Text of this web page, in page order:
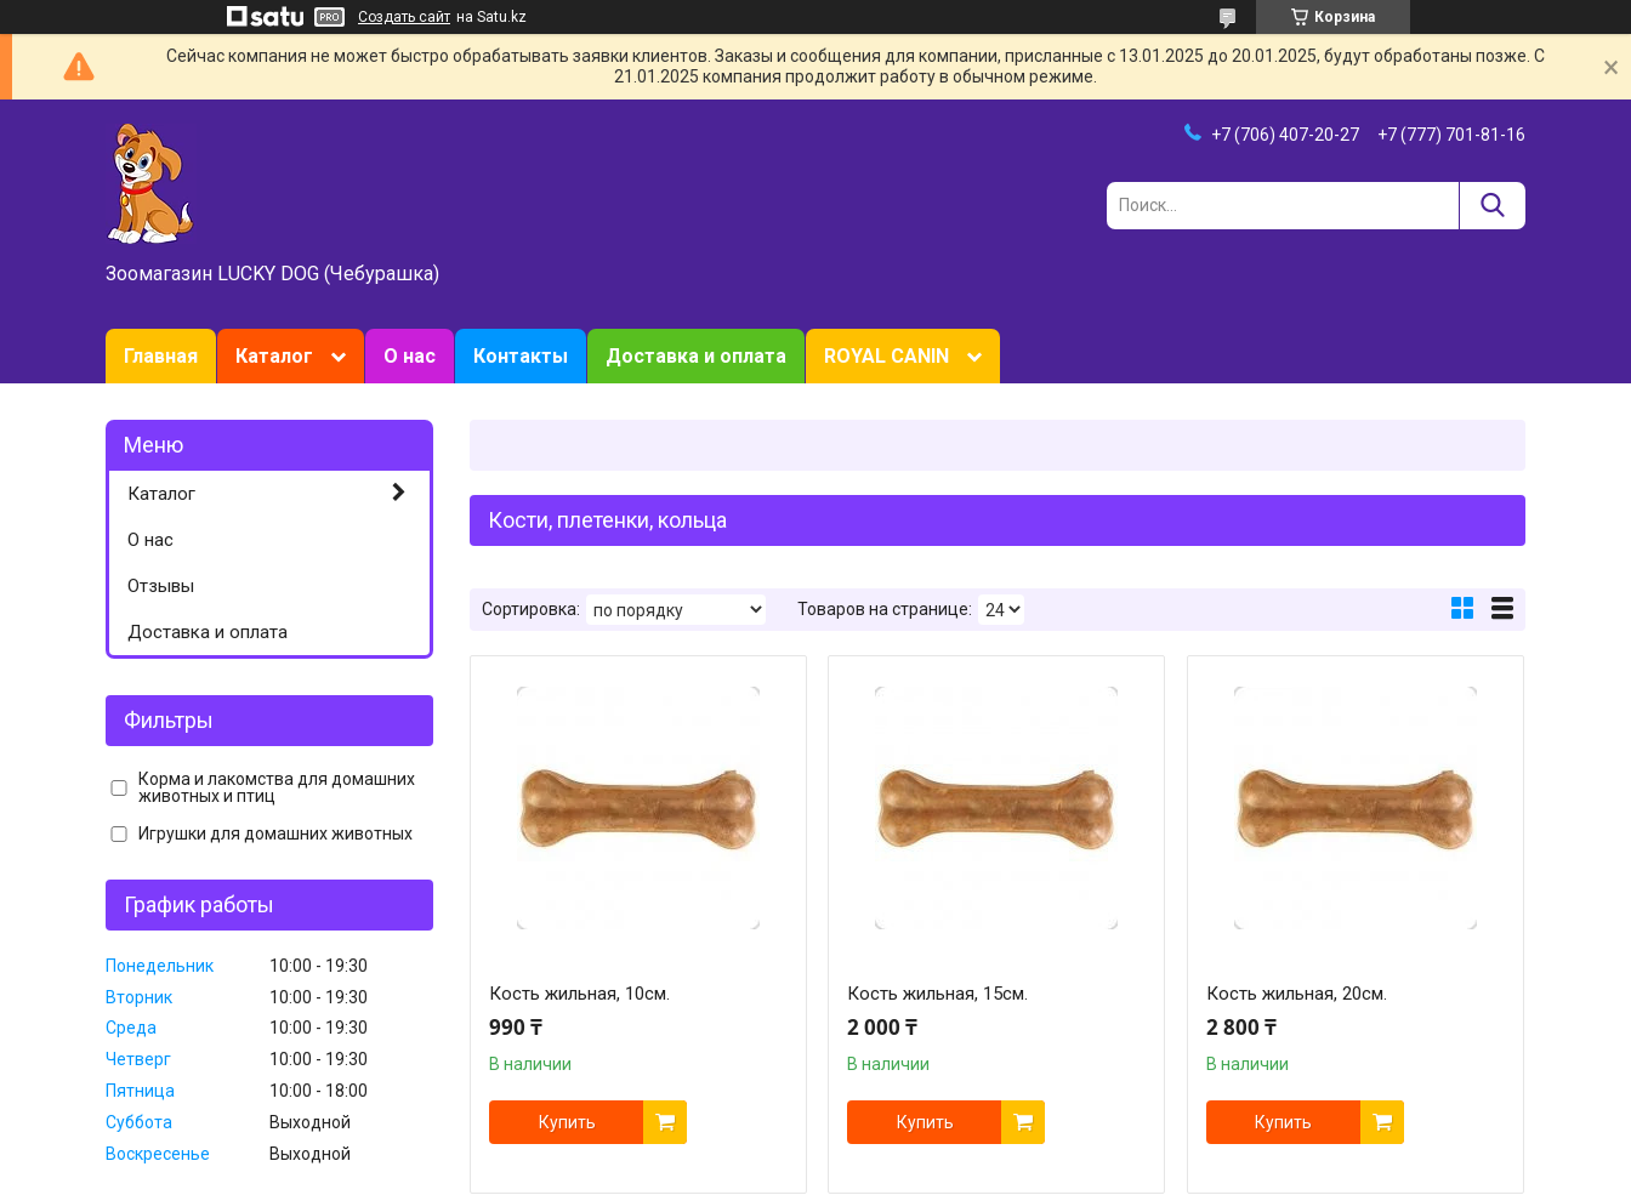
Создать сайт на Satu.kz Корзина
Сейчас компания не может быстро обрабатывать заявки клиентов. Заказы и сообщения для компании, присланные с 13.01.2025 до 20.01.2025, будут обработаны позже. С
21.01.2025 компания продолжит работу в обычном режиме.
Зоомагазин LUCKY DOG (Чебурашка)
+7 (706) 407-20-27 +7 (777) 701-81-16
Главная Каталог О нас Контакты Доставка и оплата ROYAL CANIN
Кости, плетенки, кольца
Кость жильная, 10см.
990 ₸
В наличии
Купить
Кость жильная, 15см.
2 000 ₸
В наличии
Купить
Кость жильная, 20см.
2 800 ₸
В наличии
Купить
Каталог
О нас
Отзывы
Доставка и оплата
Фильтры
Корма и лакомства для домашних
животных и птиц
Игрушки для домашних животных
График работы
Понедельник 10:00
19:30
Вторник
10:00
19:30
Среда
10:00
19:30
Четверг
10:00
19:30
Пятница
10:00
18:00
Суббота
Выходной
Воскресенье
Выходной